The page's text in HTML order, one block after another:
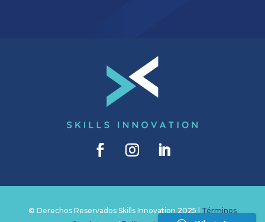
© Derechos Reservados Skills Innovation 2025 | Términos